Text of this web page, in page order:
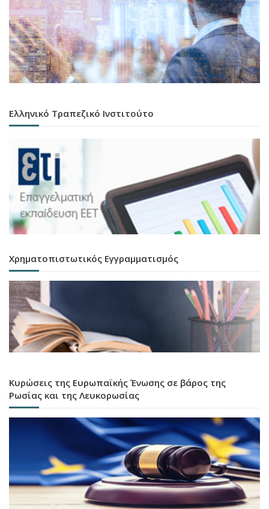
Ελληνικό Τραπεζικό Ινστιτούτο
Χρηματοπιστωτικός Εγγραμματισμός
Κυρώσεις της Ευρωπαϊκής Ένωσης σε βάρος της
Ρωσίας και της Λευκορωσίας